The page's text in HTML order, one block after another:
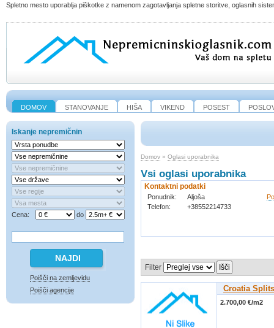
Spletno mesto uporablja piškotke z namenom zagotavljanja spletne storitve, oglasnih
DOMOV STANOVANJE HIŠA VIKEND POSEST
Iskanje nepremičnin
Cena: do
Poišči na zemljevidu
Poišči agencije
Domov » Oglasi uporabnika
Vsi oglasi uporabnika
Kontaktni podatki
Ponudnik:
Aljoša
Telefon: +38552214733
Filter
Croatia
2.700,00 €/m2